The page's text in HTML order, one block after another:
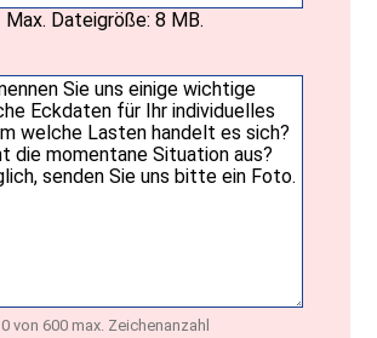
Max. Dateigröße: 8 MB.
Ihre
Nachricht(erforderlich)
0 von 600 max. Zeichenanzahl